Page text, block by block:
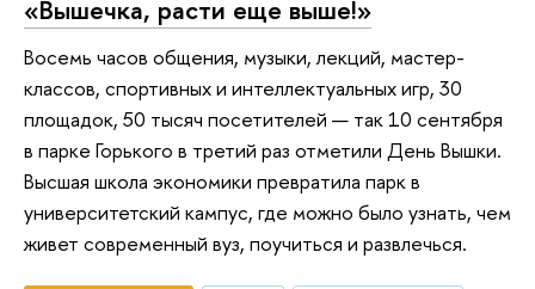
«Вышечка, расти еще выше!»
Восемь часов общения, музыки, лекций, мастер-
классов, спортивных и интеллектуальных игр, 30
площадок, 50 тысяч посетителей — так 10 сентября
в парке Горького в третий раз отметили День Вышки.
Высшая школа экономики превратила парк в
университетский кампус, где можно было узнать, чем
живет современный вуз, поучиться и развлечься.